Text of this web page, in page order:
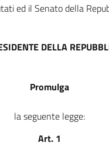
ed il Senato della
DELLA
Promulga
la seguente legge:
Art. 1